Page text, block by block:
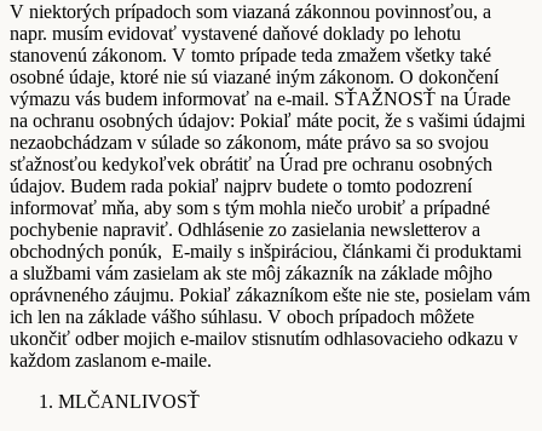
V niektorých prípadoch som viazaná zákonnou povinnosťou, a
napr. musím evidovať vystavené daňové doklady po lehotu
stanovenú zákonom. V tomto prípade teda zmažem všetky také
osobné údaje, ktoré nie sú viazané iným zákonom. O dokončení
výmazu vás budem informovať na e-mail. SŤAŽNOSŤ na Úrade
na ochranu osobných údajov: Pokiaľ máte pocit, že s vašimi údajmi
nezaobchádzam v súlade so zákonom, máte právo sa so svojou
sťažnosťou kedykoľvek obrátiť na Úrad pre ochranu osobných
údajov. Budem rada pokiaľ najprv budete o tomto podozrení
informovať mňa, aby som s tým mohla niečo urobiť a prípadné
pochybenie napraviť. Odhlásenie zo zasielania newsletterov a
obchodných ponúk, E-maily s inšpiráciou, článkami či produktami
a službami vám zasielam ak ste môj zákazník na základe môjho
oprávneného záujmu. Pokiaľ zákazníkom ešte nie ste, posielam vám
ich len na základe vášho súhlasu. V oboch prípadoch môžete
ukončiť odber mojich e-mailov stisnutím odhlasovacieho odkazu v
každom zaslanom e-maile.
MLČANLIVOSŤ